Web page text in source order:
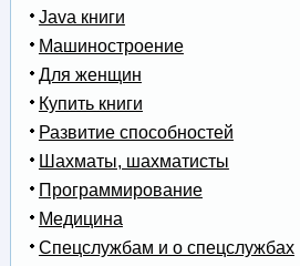
Java книги
Машиностроение
Для женщин
Купить книги
Развитие способностей
Шахматы, шахматисты
Программирование
Медицина
Спецслужбам и о спецслужбах